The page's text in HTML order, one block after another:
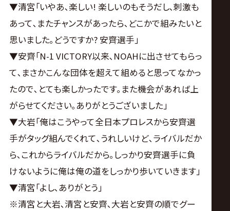
▼清宮｢いやあ､楽しい! 楽しいのもそうだし､刺激も
あって､またチャンスがあったら､どこかで組みたいと
思いました｡どうですか? 安齊選手｣
▼安齊｢N-1 VICTORY以来､NOAHに出させてもらっ
て､まさかこんな団体を超えて組めると思ってなかっ
たので､とても楽しかったです｡また機会があれば上
がらせてください｡ありがとうございました｣
▼大岩｢俺はこうやって全日本プロレスから安齊選
手がタッグ組んでくれて､うれしいけど､ライバルだか
ら､これからライバルだから｡しっかり安齊選手に負
けないように俺は俺の道をしっかり歩いていきます｣
▼清宮｢よし､ありがとう｣
※清宮と大岩､清宮と安齊､大岩と安齊の順でグー